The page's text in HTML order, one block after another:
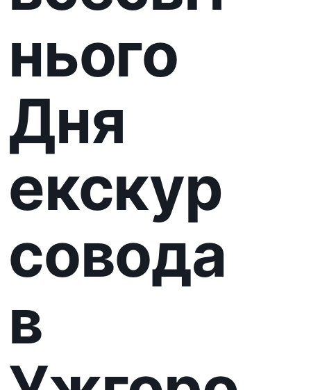
в
Ужгоро
дськом
у замку
Раді повідомити, що до
в ЗОКМ ім. Т. Легоцького 26
зустріч з провідними